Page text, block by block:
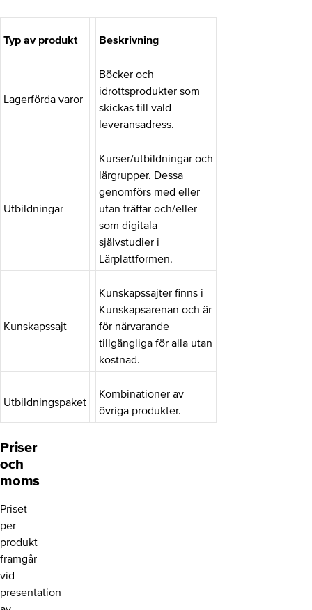
Typ av produkt Beskrivning
Lagerförda varor
Böcker och
idrottsprodukter som
skickas till vald
leveransadress.
Utbildningar
Kurser/utbildningar och
lärgrupper. Dessa
genomförs med eller
utan träffar och/eller
som digitala
självstudier i
Lärplattformen.
Kunskapssajt
Kunskapssajter finns i
Kunskapsarenan och är
för närvarande
tillgängliga för alla utan
kostnad.
Utbildningspaket
Kombinationer av
övriga produkter.
Priser
och
moms
Priset
per
produkt
framgår
vid
presentation